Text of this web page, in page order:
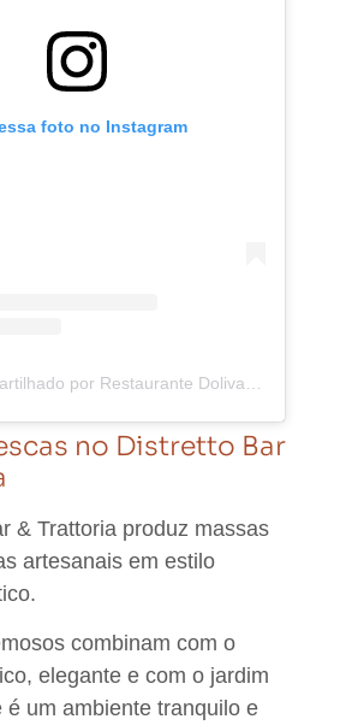
foto no Instagram
no Distretto Bar
& Trattoria produz massas
artesanais em estilo
combinam com o
, elegante e com o jardim
é um ambiente tranquilo e